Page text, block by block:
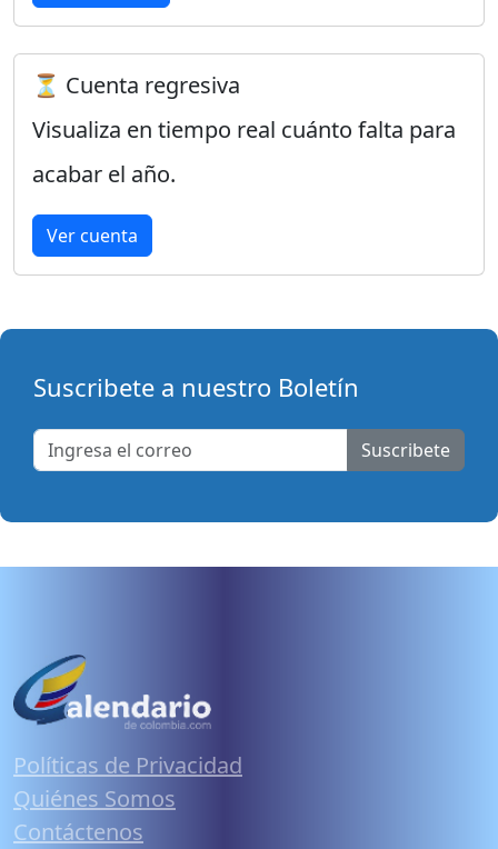
⏳ Cuenta regresiva
Visualiza en tiempo real cuánto falta para
acabar el año.
Ver cuenta
Suscribete a nuestro Boletín
Suscribete
Políticas de Privacidad
Quiénes Somos
Contáctenos